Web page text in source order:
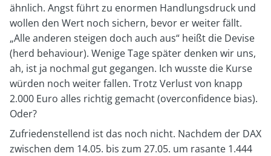
ähnlich. Angst führt zu enormen Handlungsdruck und
wollen den Wert noch sichern, bevor er weiter fällt.
„Alle anderen steigen doch auch aus“ heißt die Devise
(herd behaviour). Wenige Tage später denken wir uns,
ah, ist ja nochmal gut gegangen. Ich wusste die Kurse
würden noch weiter fallen. Trotz Verlust von knapp
2.000 Euro alles richtig gemacht (overconfidence bias).
Oder?
Zufriedenstellend ist das noch nicht. Nachdem der DAX
zwischen dem 14.05. bis zum 27.05. um rasante 1.444